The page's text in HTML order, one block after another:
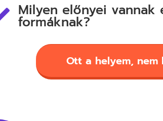
Milyen előnyei vannak
formáknak?
Ott a helyem, nem